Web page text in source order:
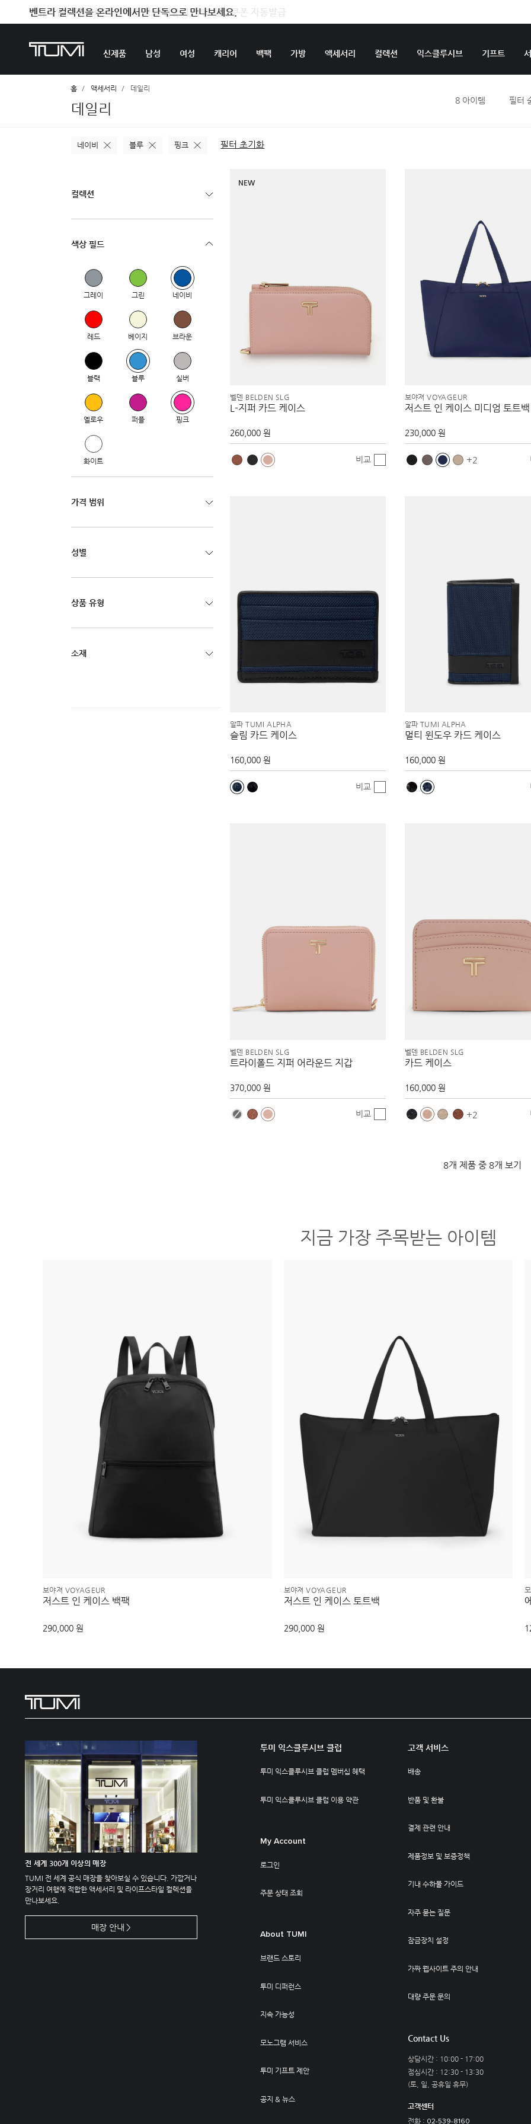
벤트라 컬렉션을 온라인에서만 단독으로 만나보세요.
신제품 남성 여성 캐리어 백팩 가방 액세서리 컬렉션 익스클루시브 기프트
홈 액세서리 데일리
데일리
8아이템 필터
필터 초기화
네이비 블루 핑크
컬렉션
색상 필드
그레이 그린 네이비
레드 베이지 브라운
블랙 블루 실버
옐로우 퍼플 핑크
화이트
가격 범위
성별
상품 유형
소재
NEW
벨덴 BELDEN SLG
L-지퍼 카드 케이스
260,000 원
비교
보야져 VOYAGEUR
저스트 인 케이스 미디엄 토트백
230,000 원
2
알파 TUMI ALPHA
슬림 카드 케이스
160,000 원
비교
알파 TUMI ALPHA
멀티 윈도우 카드 케이스
160,000 원
벨덴 BELDEN SLG
트라이폴드 지퍼 어라운드 지갑
370,000 원
비교
벨덴 BELDEN SLG
카드 케이스
160,000 원
2
8개 제품 중 8개 보기
지금 가장 주목받는 아이템
보야져 VOYAGEUR
저스트 인 케이스 백팩
290,000 원
보야져 VOYAGEUR
저스트 인 케이스 토트백
290,000 원
전 세계 300개 이상의 매장
TUMI 전 세계 공식 매장을 찾아보실 수 있습니다. 가깝거나
장거리 여행에 적합한 액세서리 및 라이프스타일 컬렉션을
만나보세요.
매장 안내
투미 익스클루시브 클럽
투미 익스클루시브 클럽 멤버십 혜택
투미 익스클루시브 클럽 이용 약관
My Account
로그인
주문 상태 조회
About TUMI
브랜드 스토리
투미 디퍼런스
지속 가능성
모노그램 서비스
투미 기프트 제안
공지 & 뉴스
고객 서비스
배송
반품 및 환불
결제 관련 안내
제품정보 및 보증정책
기내 수하물 가이드
자주 묻는 질문
잠금장치 설정
가짜 웹사이트 주의 안내
대량 주문 문의
Contact Us
상담시간 : 10:00 - 17:00
점심시간 : 12:30 - 13:30
(토, 일, 공휴일 휴무)
고객센터
전화 : 02-539-8160